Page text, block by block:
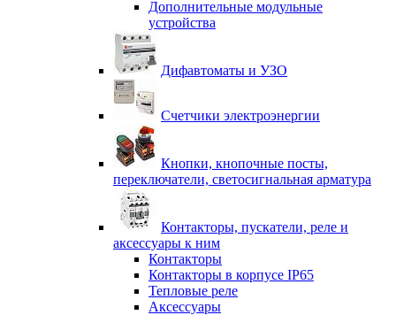
Дополнительные модульные
устройства
Дифавтоматы и УЗО
Счетчики электроэнергии
Кнопки, кнопочные посты,
переключатели, светосигнальная арматура
Контакторы, пускатели, реле и
аксессуары к ним
Контакторы
Контакторы в корпусе IP65
Тепловые реле
Аксессуары